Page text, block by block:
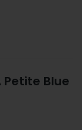
Petite Blue